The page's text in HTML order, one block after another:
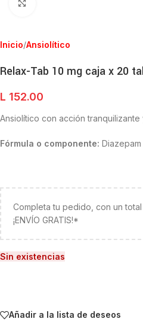
Inicio/Ansiolítico
Relax-Tab 10 mg caja x 20
L 152.00
Ansiolítico con acción tranquilizante
Fórmula o componente: Diazepam
Completa tu pedido, con un
¡ENVÍO GRATIS!*
Sin existencias
Añadir a la lista de deseos